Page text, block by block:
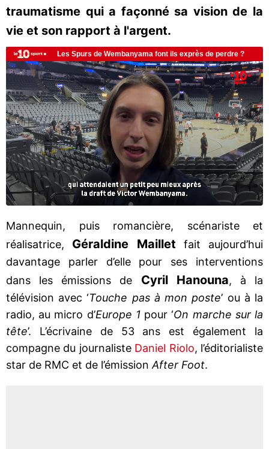
traumatisme qui a façonné sa vision de la
vie et son rapport à l'argent.
Mannequin, puis romancière, scénariste et
réalisatrice, Géraldine Maillet fait aujourd’hui
davantage parler d’elle pour ses interventions
dans les émissions de Cyril Hanouna, à la
télévision avec ‘Touche pas à mon poste’ ou à la
radio, au micro d’Europe 1pour ‘On marche sur la
tête’. L’écrivaine de 53 ans est également la
compagne du journaliste Daniel Riolo, l’éditorialiste
star de RMC et de l’émission After Foot.